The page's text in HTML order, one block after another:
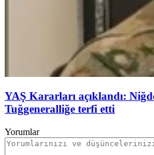
YAŞ Kararları açıklandı:
Tuğgeneralliğe terfi etti
Yorumlar